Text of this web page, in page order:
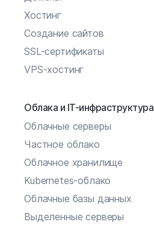
Хостинг
Создание сайтов
SSL-сертификаты
VPS-хостинг
Облака и IT-инфраструктура
Облачные серверы
Частное облако
Облачное хранилище
Kubernetes-облако
Облачные базы данных
Выделенные серверы